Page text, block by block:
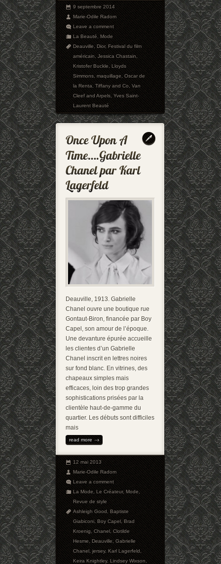
9 septembre 2014
Marie-Odile Radom
Leave a comment
La Beauté,Mode
Deauville,Dior,Festival du film
américain,Jessica Chastain,
Kristofer Buckle,Lloyds
Simmons,maquillage,Oscar de
la Renta,Tiffany and Co,Van
Cleef and Arpels,Yves Saint-
Laurent Beauté
Deauville, 1913. Gabrielle
Chanel ouvre une boutique rue
Gontaut-Biron, financée par Boy
Capel, son amour de l’époque.
Une devanture épurée accueille
les clientes d’un Gabrielle
Chanel inscrit en lettres noires
sur fond blanc. En vitrines, des
chapeaux simples mais
efficaces, loin des trop grandes
sophistications prisées par la
clientèle haut-de-gamme du
quartier. Les débuts sont difficiles
mais
read more
12 mai 2013
Marie-Odile Radom
Leave a comment
La Mode,Le Créateur,Mode,
Revue de style
Ashleigh Good,Baptiste
Giabiconi,Boy Capel,Brad
Kroenig,Chanel,Clotilde
Hesme,Deauville,Gabrielle
Chanel,jersey,Karl Lagerfeld,
Keira Knightley,Lindsey Wixson,